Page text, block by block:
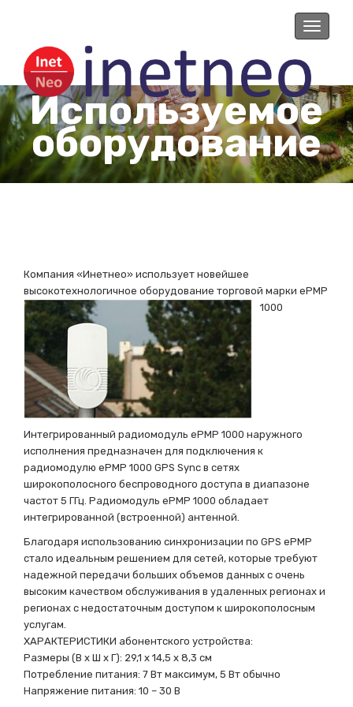
Toggle
Используемое
оборудование
Компания «Инетнео» использует новейшее
высокотехнологичное оборудование торговой марки ePMP
1000
Интегрированный радиомодуль ePMP 1000 наружного
исполнения предназначен для подключения к
радиомодулю ePMP 1000 GPS Sync в сетях
широкополосного беспроводного доступа в диапазоне
частот 5 ГГц. Радиомодуль ePMP 1000 обладает
интегрированной (встроенной) антенной.
Благодаря использованию синхронизации по GPS ePMP
стало идеальным решением для сетей, которые требуют
надежной передачи больших объемов данных с очень
высоким качеством обслуживания в удаленных регионах и
регионах с недостаточным доступом к широкополосным
услугам.
ХАРАКТЕРИСТИКИ абонентского устройства:
Размеры (В x Ш x Г): 29,1 x 14,5 x 8,3 см
Потребление питания: 7 Вт максимум, 5 Вт обычно
Напряжение питания: 10 – 30 В